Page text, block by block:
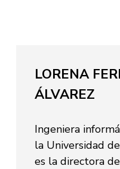
LORENA
ÁLVAREZ
Ingeniera
la Universidad
es la directora